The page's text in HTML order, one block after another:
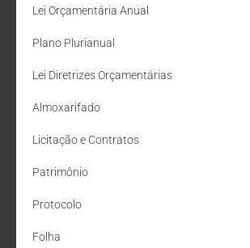
Lei Orçamentária Anual
Plano Plurianual
Lei Diretrizes Orçamentárias
Almoxarifado
Licitação e Contratos
Patrimônio
Protocolo
Folha